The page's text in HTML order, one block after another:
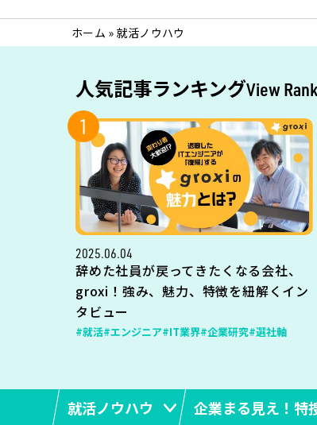
ホーム » 就活ノウハウ
人気記事ランキングView
1
2025.06.04
辞めた社員が戻ってきたくなる会社、
groxi！強み、魅力、特徴を紐解くイン
タビュー
#就活#エンジニア#IT業界#企業研究#選社軸
就活ノウハウ 企業まる見え！特